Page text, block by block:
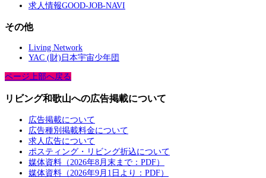
求人情報GOOD-JOB-NAVI
その他
Living Network
YAC (財)日本宇宙少年団
ページ上部へ戻る
リビング和歌山への広告掲載について
広告掲載について
広告種別掲載料金について
求人広告について
ポスティング・リビング折込について
媒体資料（2026年8月末まで：PDF）
媒体資料（2026年9月1日より：PDF）